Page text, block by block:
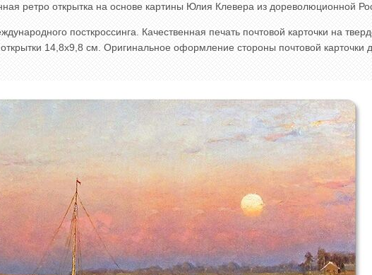
ретро открытка на основе картины Юлия Клевера из дореволюционной
посткроссинга. Качественная печать почтовой карточки на
14,8x9,8 см. Оригинальное оформление стороны почтовой карточки